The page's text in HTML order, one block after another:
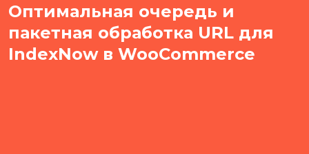
Оптимальная очередь и
пакетная обработка URL для
IndexNow в WooCommerce